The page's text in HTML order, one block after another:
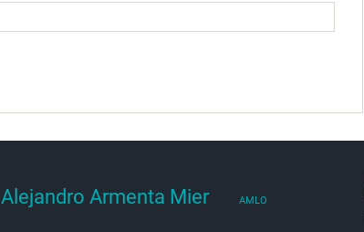
Alejandro Armenta Mier AMLO